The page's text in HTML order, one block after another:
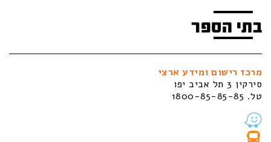
בתי הספר
מרכז רישום ומידע ארצי
סירקין 3 תל אביב יפו
טל. 1800-85-85-85